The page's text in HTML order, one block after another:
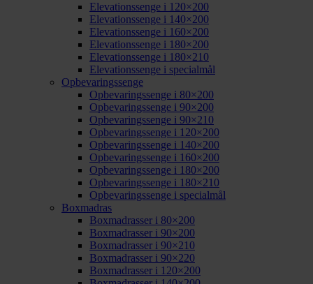
Elevationssenge i 120×200
Elevationssenge i 140×200
Elevationssenge i 160×200
Elevationssenge i 180×200
Elevationssenge i 180×210
Elevationssenge i specialmål
Opbevaringssenge
Opbevaringssenge i 80×200
Opbevaringssenge i 90×200
Opbevaringssenge i 90×210
Opbevaringssenge i 120×200
Opbevaringssenge i 140×200
Opbevaringssenge i 160×200
Opbevaringssenge i 180×200
Opbevaringssenge i 180×210
Opbevaringssenge i specialmål
Boxmadras
Boxmadrasser i 80×200
Boxmadrasser i 90×200
Boxmadrasser i 90×210
Boxmadrasser i 90×220
Boxmadrasser i 120×200